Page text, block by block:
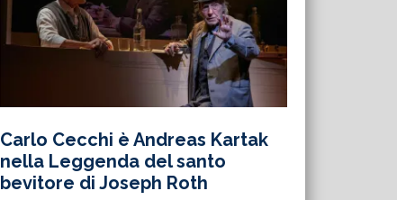
Carlo Cecchi è Andreas Kartak
nella Leggenda del santo
bevitore di Joseph Roth